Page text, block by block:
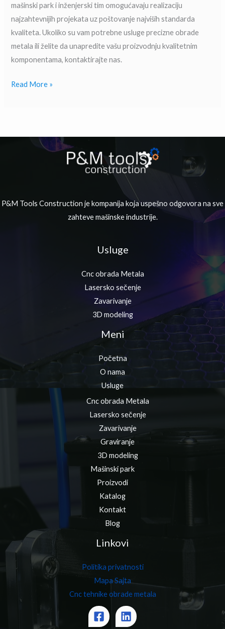
mašinski park i inženjerski tim omogućavaju realizaciju
najzahtevnijih projekata uz poštovanje najviših standarda
kvaliteta. Ukoliko su vam potrebne usluge precizne obrade
metala ili želite da unapredite vašu proizvodnju kvalitetnim
komponentama, kontaktirajte nas.
Read More »
P&M Tools Construction je kompanija koja uspešno odgovora na sve
zahteve mašinske industrije.
Usluge
Cnc obrada Metala
Lasersko sečenje
Zavarivanje
3D modeling
Meni
Početna
O nama
Usluge
Cnc obrada Metala
Lasersko sečenje
Zavarivanje
Graviranje
3D modeling
Mašinski park
Proizvodi
Katalog
Kontakt
Blog
Linkovi
Politika privatnosti
Mapa Sajta
Cnc tehnike obrade metala